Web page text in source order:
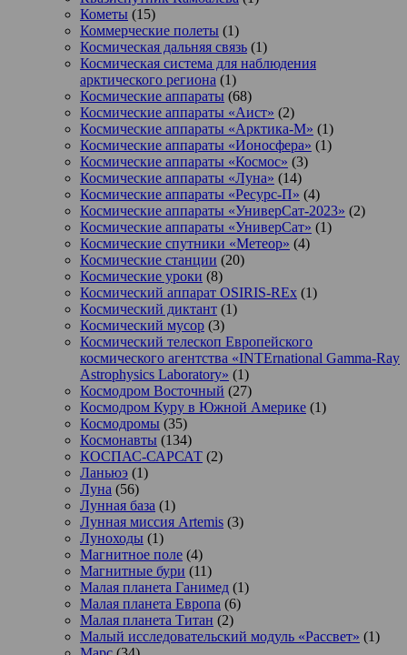
Кометы (15)
Коммерческие полеты (1)
Космическая дальняя связь (1)
Космическая система для наблюдения
арктического региона (1)
Космические аппараты (68)
Космические аппараты «Аист» (2)
Космические аппараты «Арктика-М» (1)
Космические аппараты «Ионосфера» (1)
Космические аппараты «Космос» (3)
Космические аппараты «Луна» (14)
Космические аппараты «Ресурс-П» (4)
Космические аппараты «УниверСат-2023» (2)
Космические аппараты «УниверСат» (1)
Космические спутники «Метеор» (4)
Космические станции (20)
Космические уроки (8)
Космический аппарат OSIRIS-REx (1)
Космический диктант (1)
Космический мусор (3)
Космический телескоп Европейского
космического агентства «INTErnational Gamma-Ray
Astrophysics Laboratory» (1)
Космодром Восточный (27)
Космодром Куру в Южной Америке (1)
Космодромы (35)
Космонавты (134)
КОСПАС-САРСАТ (2)
Ланьюэ (1)
Луна (56)
Лунная база (1)
Лунная миссия Artemis (3)
Луноходы (1)
Магнитное поле (4)
Магнитные бури (11)
Малая планета Ганимед (1)
Малая планета Европа (6)
Малая планета Титан (2)
Малый исследовательский модуль «Рассвет» (1)